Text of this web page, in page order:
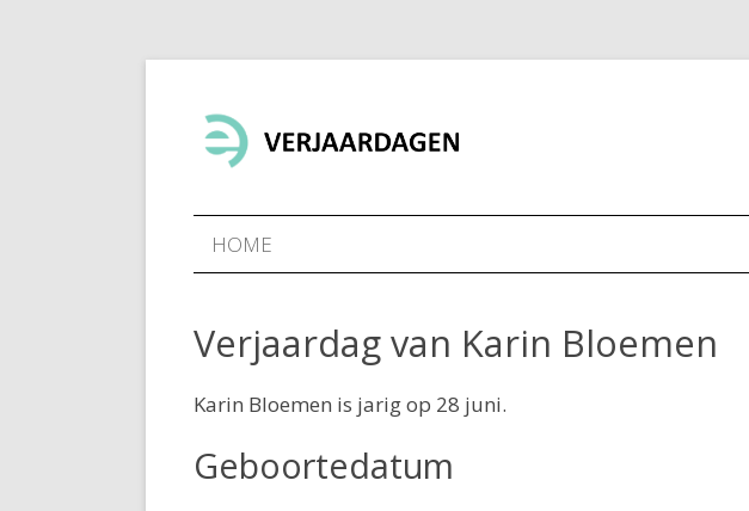
HOME
Verjaardag van Karin Bloemen
Karin Bloemen is jarig op 28 juni.
Geboortedatum